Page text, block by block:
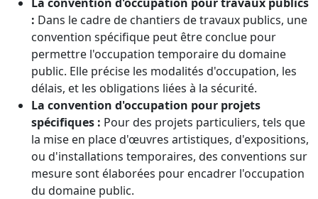
: Dans le cadre de chantiers de travaux publics, une
convention spécifique peut être conclue pour
permettre l'occupation temporaire du domaine
public. Elle précise les modalités d'occupation, les
délais, et les obligations liées à la sécurité.
La convention d'occupation pour projets
spécifiques : Pour des projets particuliers, tels que
la mise en place d'œuvres artistiques, d'expositions,
ou d'installations temporaires, des conventions sur
mesure sont élaborées pour encadrer l'occupation
du domaine public.